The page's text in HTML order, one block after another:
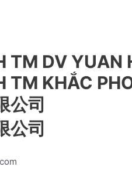
TM DV YUAN
TM KHẮC
公司
公司